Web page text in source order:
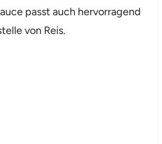
passt auch hervorragend
von Reis.